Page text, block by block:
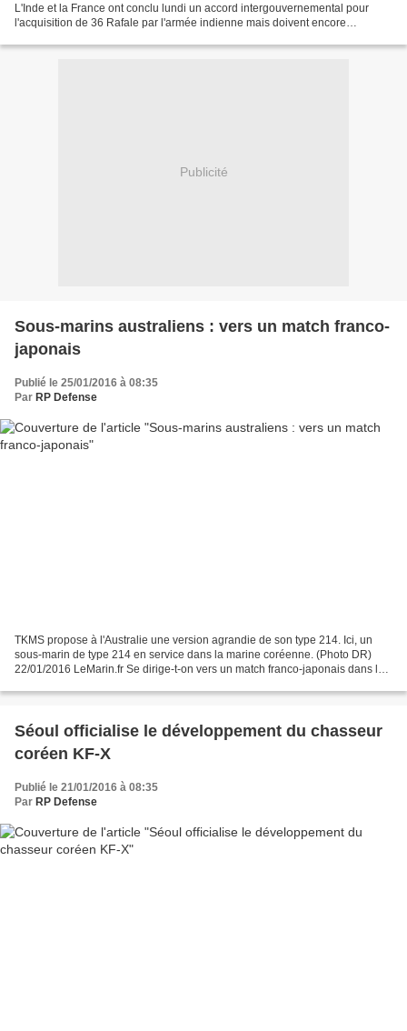
L'Inde et la France ont conclu lundi un accord intergouvernemental pour
l'acquisition de 36 Rafale par l'armée indienne mais doivent encore
Publicité
Sous-marins australiens : vers un match franco-
japonais
Publié le 25/01/2016 à 08:35
Par RP Defense
TKMS propose à l'Australie une version agrandie de son type 214. Ici, un
sous-marin de type 214 en service dans la marine coréenne. (Photo DR)
22/01/2016 LeMarin.fr Se dirige-t-on vers un match franco-japonais dans la
Séoul officialise le développement du chasseur
coréen KF-X
Publié le 21/01/2016 à 08:35
Par RP Defense